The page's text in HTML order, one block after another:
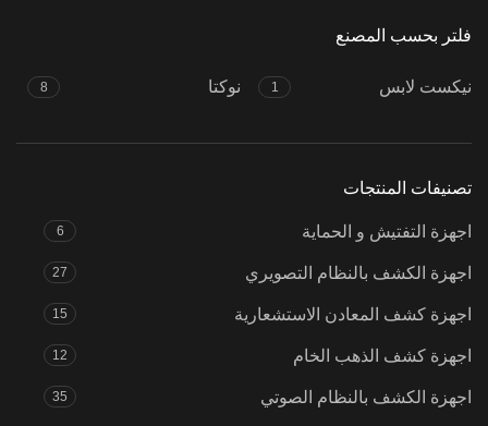
فلتر بحسب المصنع
نيكست لابس 1 نوكتا 8
تصنيفات المنتجات
اجهزة التفتيش و الحماية 6
اجهزة الكشف بالنظام التصويري 27
اجهزة كشف المعادن الاستشعارية 15
اجهزة كشف الذهب الخام 12
اجهزة الكشف بالنظام الصوتي 35